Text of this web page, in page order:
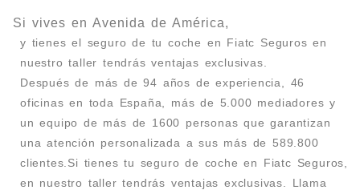
Si vives en Avenida de América,
y tienes el seguro de tu coche en Fiatc Seguros en
nuestro taller tendrás ventajas exclusivas.
Después de más de 94 años de experiencia, 46
oficinas en toda España, más de 5.000 mediadores y
un equipo de más de 1600 personas que garantizan
una atención personalizada a sus más de 589.800
clientes.Si tienes tu seguro de coche en Fiatc Seguros,
en nuestro taller tendrás ventajas exclusivas. Llama